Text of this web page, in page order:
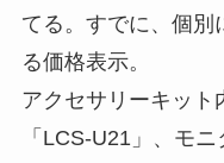
てる。すでに、個別
る価格表示。
アクセサリーキット
「LCS-U21」、モ